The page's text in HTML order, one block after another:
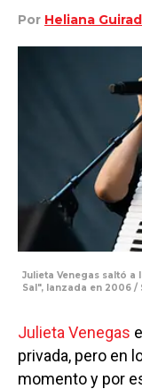
Por Heliana
Julieta Venegas saltó
Sal", lanzada en 2006
Julieta Venegas
privada, pero en
momento y por